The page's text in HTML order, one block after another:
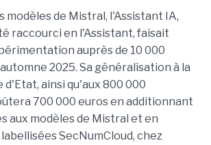
modèles de Mistral, l'Assistant IA,
raccourci en l'Assistant, faisait
auprès de 10 000
2025. Sa généralisation à la
d'Etat, ainsi qu'aux 800 000
700 000 euros en additionnant
aux modèles de Mistral et en
SecNumCloud, chez